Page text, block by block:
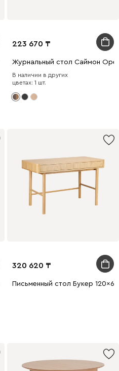
223 670
Журнальный стол Саймон
В наличии в других
цветах: 1 шт.
натуральный
320 620
Письменный стол Букер